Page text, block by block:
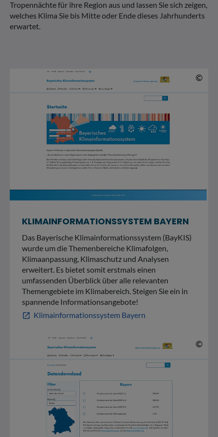
Tropennächte für ihre Region aus und lassen Sie sich zeigen,
welches Klima Sie bis Mitte oder Ende dieses Jahrhunderts
erwartet.
©
KLIMAINFORMATIONSSYSTEM BAYERN
Das Bayerische Klimainformationssystem (BayKIS)
wurde um die Themenbereiche Klimafolgen,
Klimaanpassung, Klimaschutz und Analysen
erweitert. Es bietet somit erstmals einen
umfassenden Überblick über alle relevanten
Themengebiete im Klimabereich. Steigen Sie ein in
spannende Informationsangebote!
open_in_new Klimainformationssystem Bayern
©